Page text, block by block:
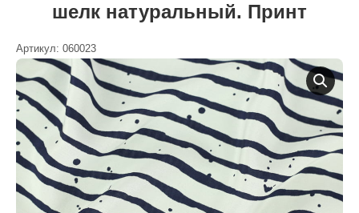
шелк натуральный. Принт
Артикул: 060023